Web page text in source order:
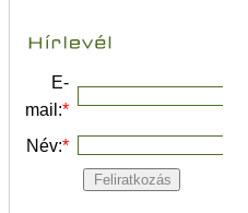
E-
mail:*
Név:*